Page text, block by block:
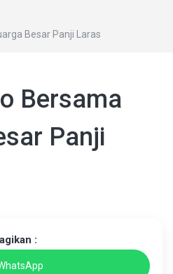
Besar Panji Laras
Bersama
Panji
: